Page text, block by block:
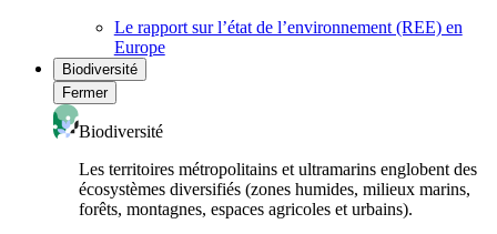
Le rapport sur l’état de l’environnement (REE) en
Europe
Biodiversité
Fermer
Biodiversité
Les territoires métropolitains et ultramarins englobent des
écosystèmes diversifiés (zones humides, milieux marins,
forêts, montagnes, espaces agricoles et urbains).